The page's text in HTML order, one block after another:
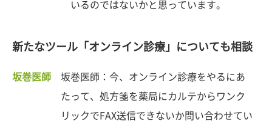
いるのではないかと思っています。
新たなツール「オンライン診療」についても相談
坂巻医師
坂巻医師：今、オンライン診療をやるにあ
たって、処方箋を薬局にカルテからワンク
リックでFAX送信できないか問い合わせてい